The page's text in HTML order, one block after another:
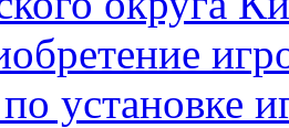
установке